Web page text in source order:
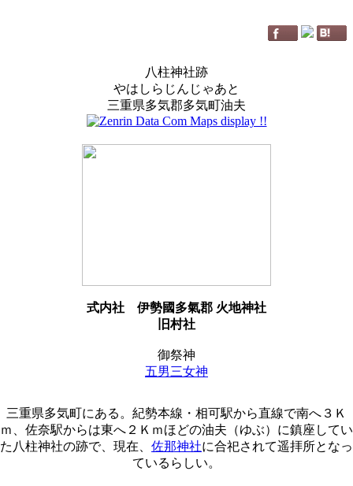
八柱神社跡
やはしらじんじゃあと
三重県多気郡多気町油夫
式内社
伊勢國多氣郡 火地神社
旧村社
御祭神
五男三女神
三重県多気町にある。紀勢本線・相可駅から直線で南へ３Ｋ
ｍ、佐奈駅からは東へ２Ｋｍほどの油夫（ゆぶ）に鎮座してい
た八柱神社の跡で、現在、 佐那神社に合祀されて遥拝所となっ
ているらしい。